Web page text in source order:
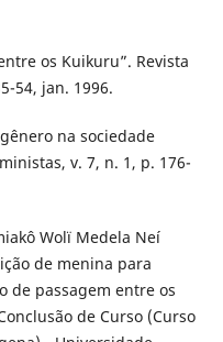
os Kuikuru”. Revista
54, jan. 1996.
na sociedade
v. 7, n. 1, p. 176-
Wolï Medela Neí
de menina para
de passagem entre os
de Curso (Curso